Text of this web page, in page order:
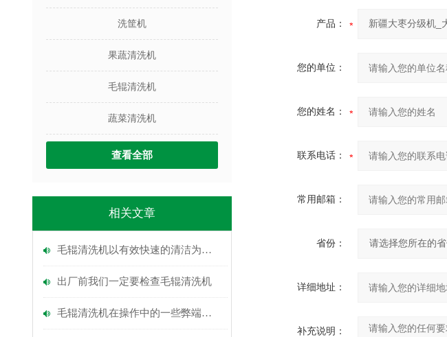
洗筐机
果蔬清洗机
毛辊清洗机
蔬菜清洗机
查看全部
相关文章
毛辊清洗机以有效快速的清洁为目的
出厂前我们一定要检查毛辊清洗机
毛辊清洗机在操作中的一些弊端需要避免
产品：
您的单位：
您的姓名：
联系电话：
常用邮箱：
省份：
详细地址：
补充说明：